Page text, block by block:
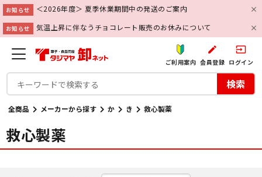
お知らせ ＜2026年度＞ 夏季休業期間中の発送のご案内
お知らせ 気温上昇に伴なうチョコレート販売のお休みについて
ご利用案内
create
会員登録
input
ログイン
検索
全商品 メーカーから探す か き 救心製薬
救心製薬